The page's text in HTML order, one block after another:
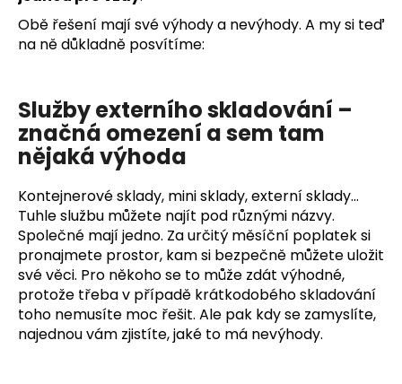
Obě řešení mají své výhody a nevýhody. A my si teď
na ně důkladně posvítíme:
Služby externího skladování –
značná omezení a sem tam
nějaká výhoda
Kontejnerové sklady, mini sklady, externí sklady…
Tuhle službu můžete najít pod různými názvy.
Společné mají jedno. Za určitý měsíční poplatek si
pronajmete prostor, kam si bezpečně můžete uložit
své věci. Pro někoho se to může zdát výhodné,
protože třeba v případě krátkodobého skladování
toho nemusíte moc řešit. Ale pak kdy se zamyslíte,
najednou vám zjistíte, jaké to má nevýhody.